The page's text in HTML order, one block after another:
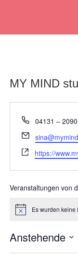
MY MIND
Telefon
04131 –
Email
Webseite
https://
Veranstaltungen von
HinweisEs wurden keine
Anstehende